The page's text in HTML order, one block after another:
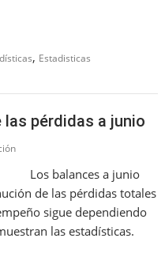
, Estadisticas
pérdidas a junio
Los balances a junio
de las pérdidas totales
sigue dependiendo
las estadísticas.